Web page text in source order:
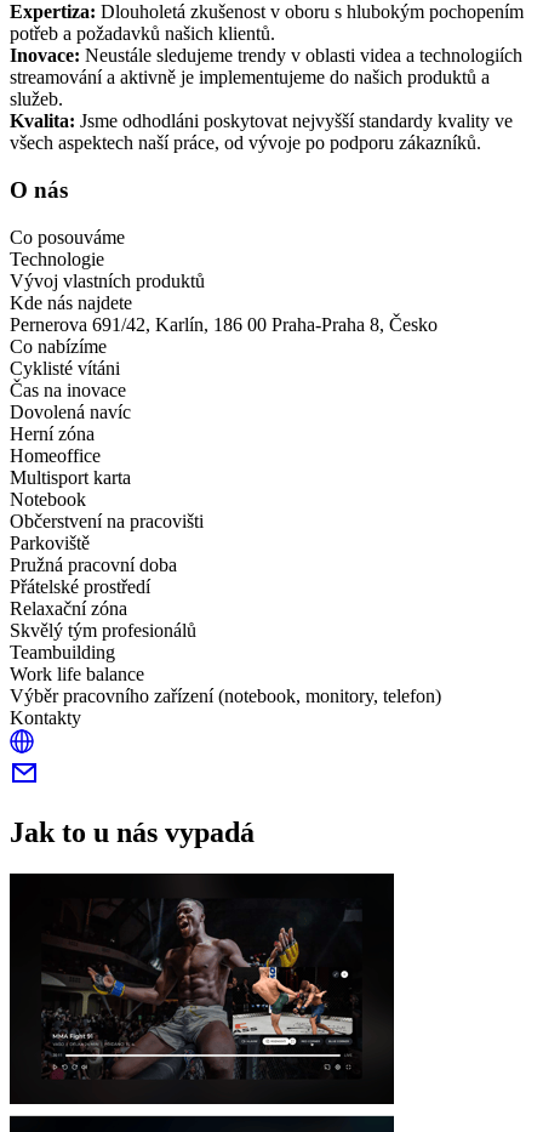
Expertiza: Dlouholetá zkušenost v oboru s hlubokým pochopením
potřeb a požadavků našich klientů.
Inovace: Neustále sledujeme trendy v oblasti videa a technologiích
streamování a aktivně je implementujeme do našich produktů a
služeb.
Kvalita: Jsme odhodláni poskytovat nejvyšší standardy kvality ve
všech aspektech naší práce, od vývoje po podporu zákazníků.
O nás
Co posouváme
Technologie
Vývoj vlastních produktů
Kde nás najdete
Pernerova 691/42, Karlín, 186 00 Praha-Praha 8, Česko
Co nabízíme
Cyklisté vítáni
Čas na inovace
Dovolená navíc
Herní zóna
Homeoffice
Multisport karta
Notebook
Občerstvení na pracovišti
Parkoviště
Pružná pracovní doba
Přátelské prostředí
Relaxační zóna
Skvělý tým profesionálů
Teambuilding
Work life balance
Výběr pracovního zařízení (notebook, monitory, telefon)
Kontakty
Jak to u nás vypadá